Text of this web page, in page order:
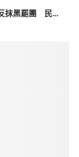
抹黑罷團 民...